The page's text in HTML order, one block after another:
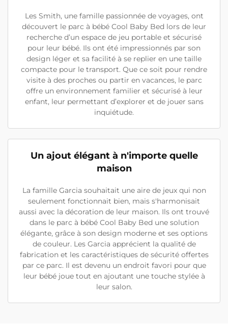
Les Smith, une famille passionnée de voyages, ont
découvert le parc à bébé Cool Baby Bed lors de leur
recherche d’un espace de jeu portable et sécurisé
pour leur bébé. Ils ont été impressionnés par son
design léger et sa facilité à se replier en une taille
compacte pour le transport. Que ce soit pour rendre
visite à des proches ou partir en vacances, le parc
offre un environnement familier et sécurisé à leur
enfant, leur permettant d’explorer et de jouer sans
inquiétude.
Un ajout élégant à n'importe quelle
maison
La famille Garcia souhaitait une aire de jeux qui non
seulement fonctionnait bien, mais s'harmonisait
aussi avec la décoration de leur maison. Ils ont trouvé
dans le parc à bébé Cool Baby Bed une solution
élégante, grâce à son design moderne et ses options
de couleur. Les Garcia apprécient la qualité de
fabrication et les caractéristiques de sécurité offertes
par ce parc. Il est devenu un endroit favori pour que
leur bébé joue tout en ajoutant une touche stylée à
leur salon.